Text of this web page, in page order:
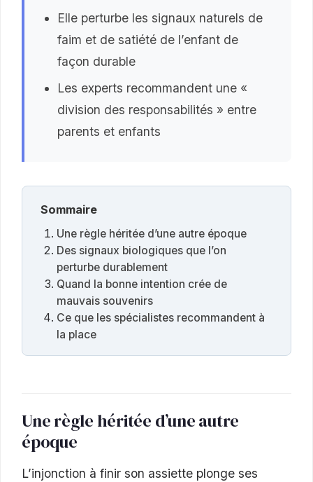
Elle perturbe les signaux naturels de
faim et de satiété de l’enfant de
façon durable
Les experts recommandent une «
division des responsabilités » entre
parents et enfants
Sommaire
Une règle héritée d’une autre époque
Des signaux biologiques que l’on
perturbe durablement
Quand la bonne intention crée de
mauvais souvenirs
Ce que les spécialistes recommandent à
la place
Une règle héritée d’une autre
époque
L’injonction à finir son assiette plonge ses